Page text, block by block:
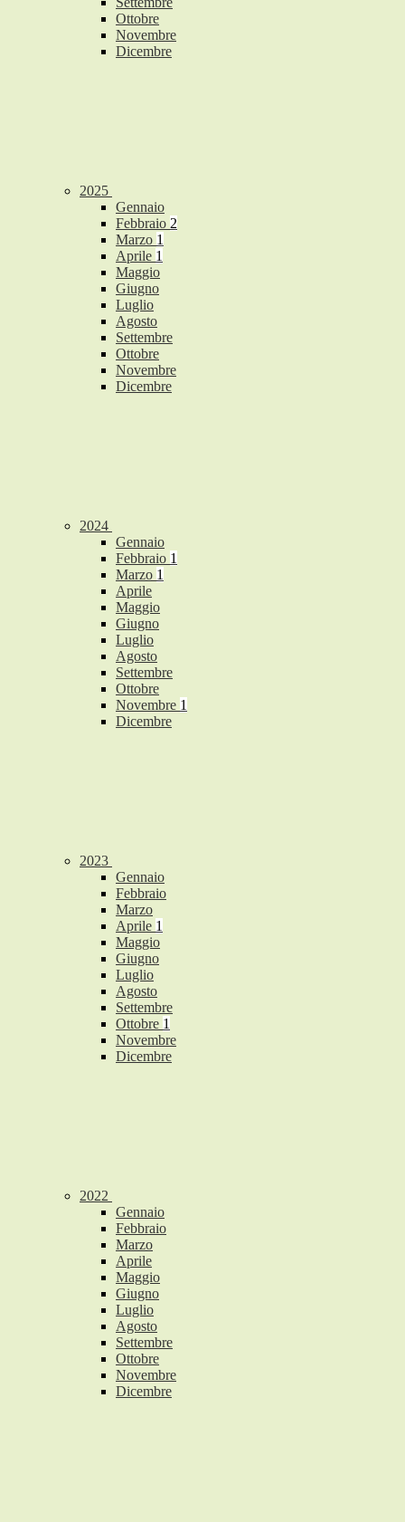
Ottobre
Novembre
Dicembre
2025
Gennaio
Febbraio 2
Marzo 1
Aprile 1
Maggio
Giugno
Luglio
Agosto
Settembre
Ottobre
Novembre
Dicembre
2024
Gennaio
Febbraio 1
Marzo 1
Aprile
Maggio
Giugno
Luglio
Agosto
Settembre
Ottobre
Novembre 1
Dicembre
2023
Gennaio
Febbraio
Marzo
Aprile 1
Maggio
Giugno
Luglio
Agosto
Settembre
Ottobre 1
Novembre
Dicembre
2022
Gennaio
Febbraio
Marzo
Aprile
Maggio
Giugno
Luglio
Agosto
Settembre
Ottobre
Novembre
Dicembre